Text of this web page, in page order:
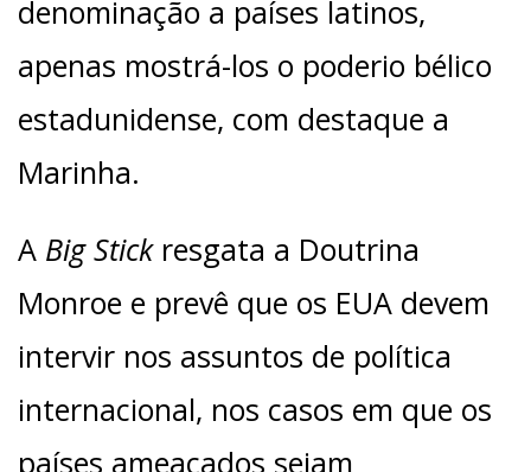
denominação a países latinos,
apenas mostrá-los o poderio bélico
estadunidense, com destaque a
Marinha.
A Big Stickresgata a Doutrina
Monroe e prevê que os EUA devem
intervir nos assuntos de política
internacional, nos casos em que os
países ameaçados sejam